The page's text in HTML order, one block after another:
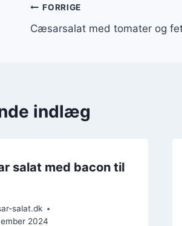
Indlægsnavigation
FORRIGE
Cæsarsalat med tomater og
indlæg
salat med bacon til
salat.dk
2024